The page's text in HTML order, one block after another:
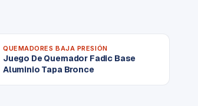
QUEMADORES BAJA PRESIÓN
Juego De Quemador Fadic Base
Aluminio Tapa Bronce